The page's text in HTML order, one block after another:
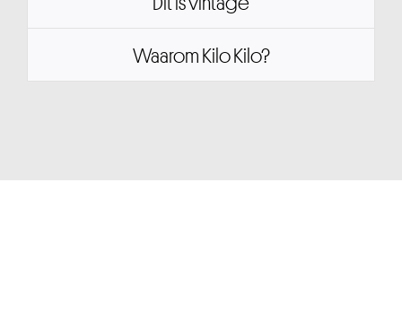
Waarom Kilo Kilo?